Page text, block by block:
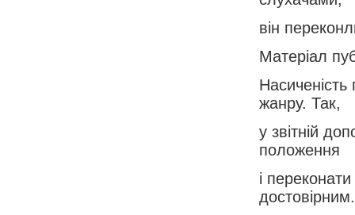
він
Матеріал
жанру. Так,
у звітній
положення
і
достовірним.